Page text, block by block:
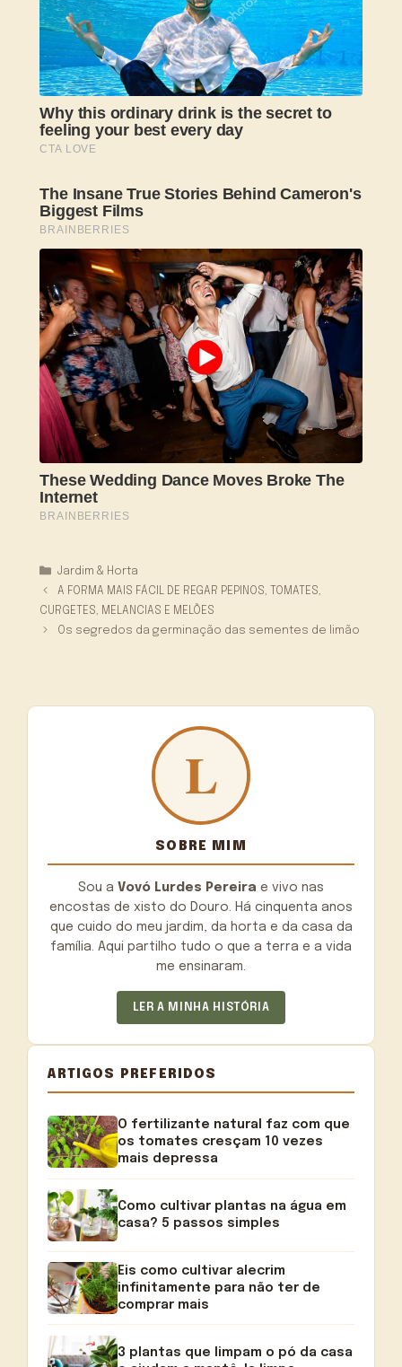
Categorias
Jardim & Horta
A FORMA MAIS FÁCIL DE REGAR PEPINOS, TOMATES,
CURGETES, MELANCIAS E MELÕES
Os segredos da germinação das sementes de limão
SOBRE MIM
Sou a Vovó Lurdes Pereira e vivo nas
encostas de xisto do Douro. Há cinquenta anos
que cuido do meu jardim, da horta e da casa da
família. Aqui partilho tudo o que a terra e a vida
me ensinaram.
LER A MINHA HISTÓRIA
ARTIGOS PREFERIDOS
O fertilizante natural faz com que
os tomates cresçam 10 vezes
mais depressa
Como cultivar plantas na água em
casa? 5 passos simples
Eis como cultivar alecrim
infinitamente para não ter de
comprar mais
3 plantas que limpam o pó da casa